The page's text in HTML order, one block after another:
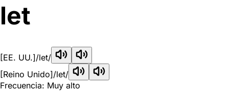
let
[EE. UU.]/let/
[Reino Unido]/let/
Frecuencia: Muy alto